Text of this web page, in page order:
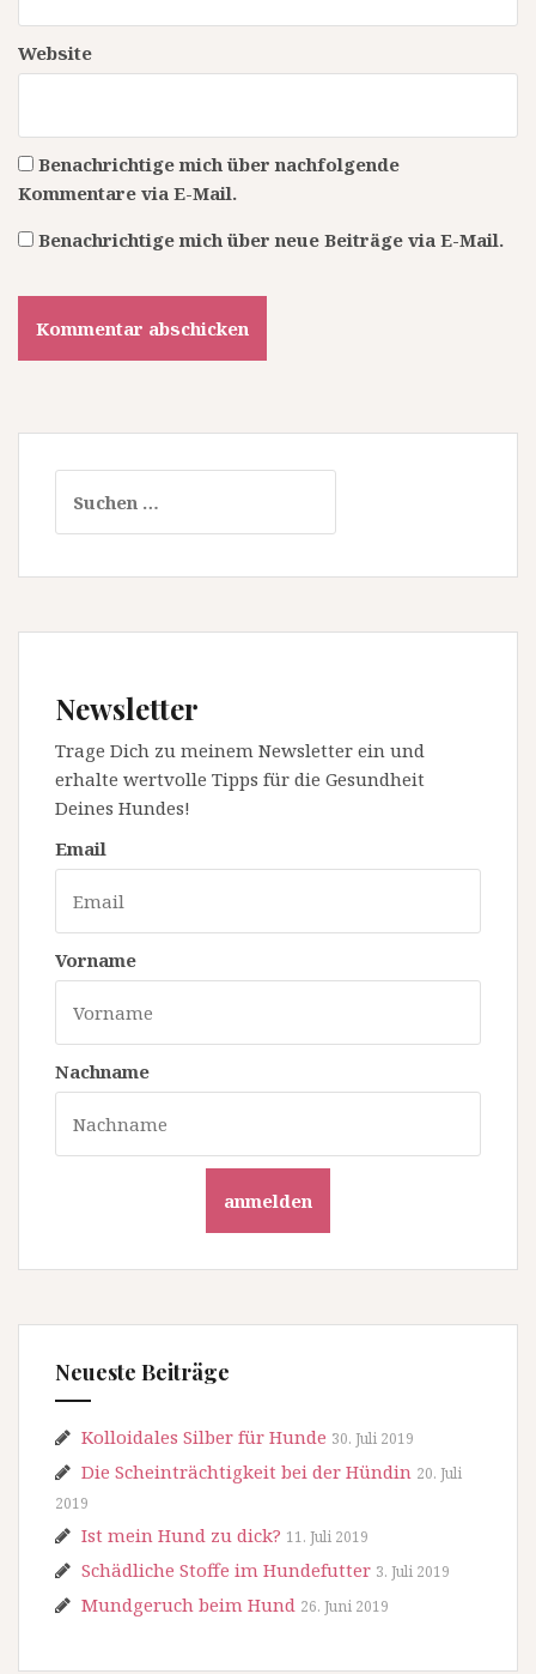
Website
Benachrichtige mich über nachfolgende
Kommentare via E-Mail.
Benachrichtige mich über neue Beiträge via E-Mail.
nach:
Newsletter
Trage Dich zu meinem Newsletter ein und
erhalte wertvolle Tipps für die Gesundheit
Deines Hundes!
Email
Vorname
Nachname
anmelden
Neueste Beiträge
Kolloidales Silber für Hunde 30. Juli 2019
Die Scheinträchtigkeit bei der Hündin 20. Juli
2019
Ist mein Hund zu dick? 11. Juli 2019
Schädliche Stoffe im Hundefutter 3. Juli 2019
Mundgeruch beim Hund 26. Juni 2019